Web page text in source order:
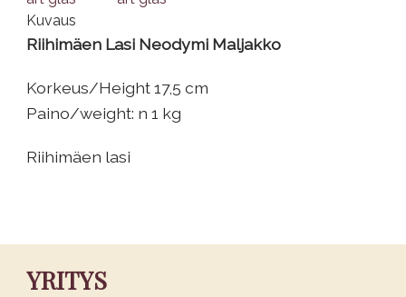
Kuvaus
Riihimäen Lasi Neodymi Maljakko
Korkeus/Height 17,5 cm
Paino/weight: n 1 kg
Riihimäen lasi
YRITYS